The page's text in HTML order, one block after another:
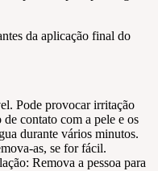
da aplicação final do
Pode provocar irritação
contato com a pele e os
durante vários minutos.
as, se for fácil.
Remova a pessoa para